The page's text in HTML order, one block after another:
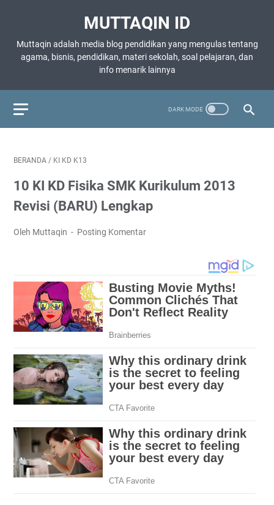
MUTTAQIN ID
Muttaqin adalah media blog pendidikan yang mengulas tentang
agama, bisnis, pendidikan, materi sekolah, soal pelajaran, dan
info menarik lainnya
BERANDA / KI KD K13
10 KI KD Fisika SMK Kurikulum 2013
Revisi (BARU) Lengkap
Oleh Muttaqin Posting Komentar